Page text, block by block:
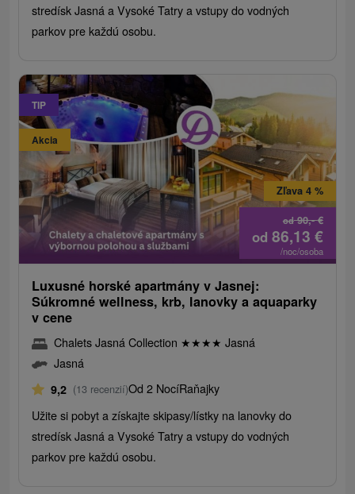
stredísk Jasná a Vysoké Tatry a vstupy do vodných
parkov pre každú osobu.
TIP
Akcia
od90,-€
Zľava 4 %
od 86,13 €
/noc/osoba
Luxusné horské apartmány v Jasnej:
Súkromné wellness, krb, lanovky a aquaparky
v cene
Chalets Jasná Collection ★★★★ Jasná
Jasná
9,2 (13 recenzií)Od 2 NocíRaňajky
Užite si pobyt a získajte skipasy/lístky na lanovky do
stredísk Jasná a Vysoké Tatry a vstupy do vodných
parkov pre každú osobu.